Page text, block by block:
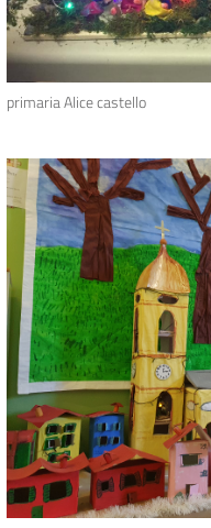
primaria Alice castello